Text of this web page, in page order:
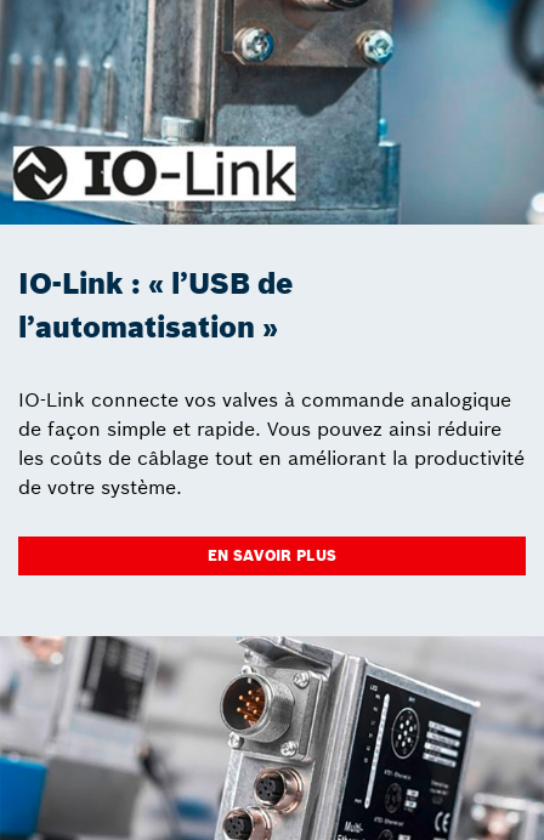
IO-Link : « l’USB de
l’automatisation »
IO-Link connecte vos valves à commande analogique
de façon simple et rapide. Vous pouvez ainsi réduire
les coûts de câblage tout en améliorant la productivité
de votre système.
EN SAVOIR PLUS